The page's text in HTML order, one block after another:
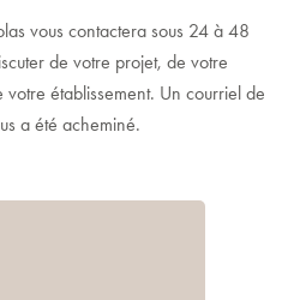
vous contactera sous 24 à 48
de votre projet, de votre
établissement. Un courriel de
a été acheminé.